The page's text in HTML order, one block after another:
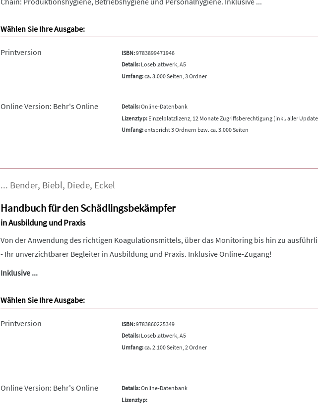
Wählen Sie Ihre Ausgabe:
Printversion ISBN:9783899471946
Details:Loseblattwerk, A5
Umfang:ca. 3.000 Seiten, 3 Ordner
Online Version: Behr's Online Details:Online-Datenbank
Lizenztyp:Einzelplatzlizenz, 12 Monate Zugriffsberechtigung (inkl. aller
Umfang:entspricht 3 Ordnern bzw. ca. 3.000 Seiten
... Bender, Biebl, Diede, Eckel
Handbuch für den Schädlingsbekämpfer
in Ausbildung und Praxis
Von der Anwendung des richtigen Koagulationsmittels, über das Monitoring bis hin zu
- Ihr unverzichtbarer Begleiter in Ausbildung und Praxis. Inklusive Online-Zugang!
Inklusive ...
Wählen Sie Ihre Ausgabe:
Printversion ISBN:9783860225349
Details:Loseblattwerk, A5
Umfang:ca. 2.100 Seiten, 2 Ordner
Online Version: Behr's Online Details:Online-Datenbank
Lizenztyp: